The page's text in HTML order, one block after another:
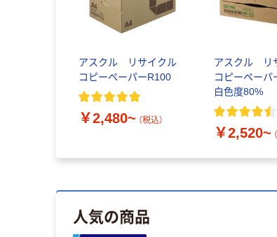
アスクル リサイクル
コピーペーパーR100
￥2,480~ （税込）
アスクル リ
コピーペー
白色度80%
￥2,520~
人気の商品